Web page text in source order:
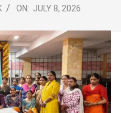
ON: JULY 8, 2026